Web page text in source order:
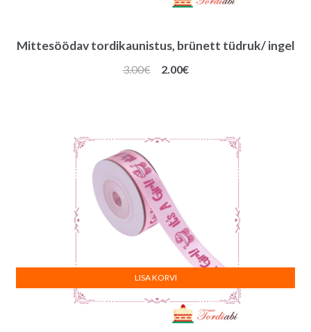
Mittesöödav tordikaunistus, brünett tüdruk/ ingel
3.00€
Algne
2.00€Praegune
LISA KORVI